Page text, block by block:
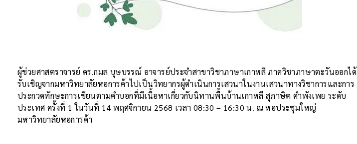
ผู้ช่วยศาสตราจารย์ ดร.กมล บุษบรรณ์ อาจารย์ประจำสาขาวิชาภาษาเกาหลี ภาควิชาภาษาตะวันออกได้
รับเชิญจากมหาวิทยาลัยหอการค้าไปเป็นวิทยากรผู้ดำเนินการเสวนาในงานเสวนาทางวิชาการและการ
ประกวดทักษะการเขียนตามคำบอกที่มีเนื้อหาเกี่ยวกับนิทานพื้นบ้านเกาหลี สุภาษิต คำพังเพย ระดับ
ประเทศ ครั้งที่ 1 ในวันที่ 14 พฤศจิกายน 2568 เวลา 08:30 – 16:30 น. ณ หอประชุมใหญ่
มหาวิทยาลัยหอการค้า